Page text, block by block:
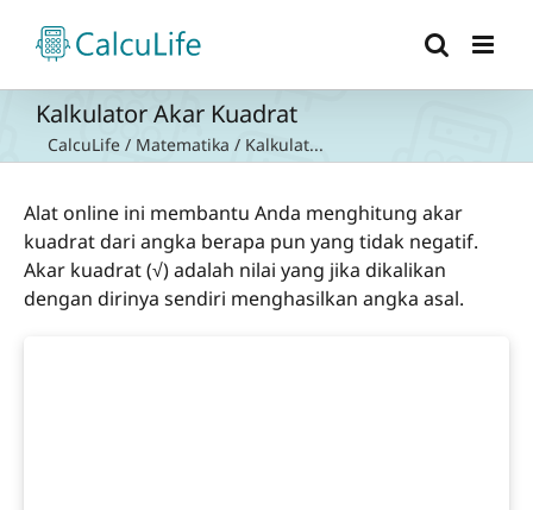
content
Kalkulator Akar Kuadrat
CalcuLife / Matematika / Kalkulat...
Alat online ini membantu Anda menghitung akar
kuadrat dari angka berapa pun yang tidak negatif.
Akar kuadrat (√) adalah nilai yang jika dikalikan
dengan dirinya sendiri menghasilkan angka asal.